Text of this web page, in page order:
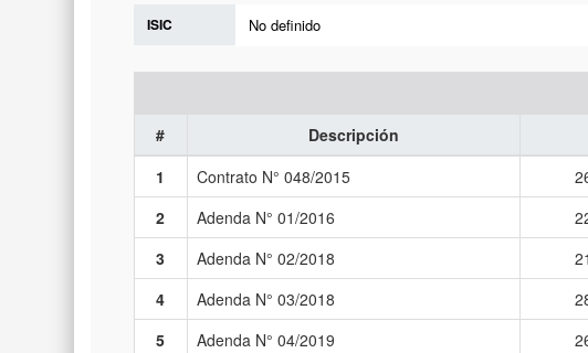
ISIC No definido
#
Descripción
1
Contrato N° 048/2015
2
Adenda N° 01/2016
3
Adenda N° 02/2018
4
Adenda N° 03/2018
5
Adenda N° 04/2019